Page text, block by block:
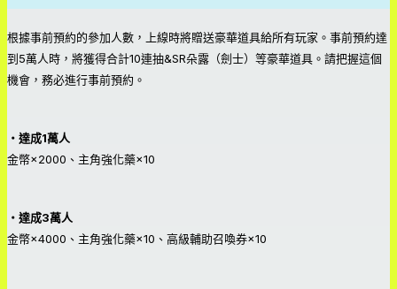
根據事前預約的參加人數，上線時將贈送豪華道具給所有玩家。事前預約達
到5萬人時，將獲得合計10連抽&SR朵露（劍士）等豪華道具。請把握這個
機會，務必進行事前預約。
・達成1萬人
金幣×2000、主角強化藥×10
・達成3萬人
金幣×4000、主角強化藥×10、高級輔助召喚券×10